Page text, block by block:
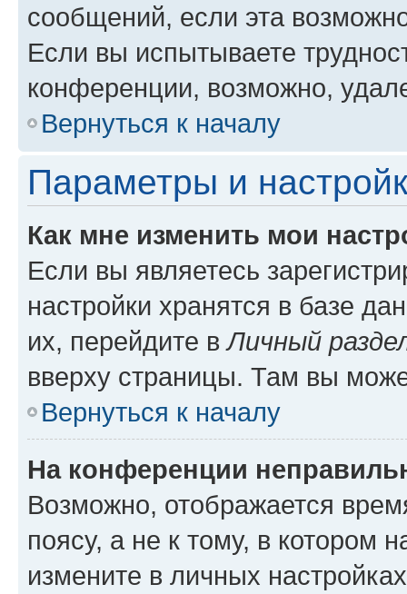
сообщений, если эта
Если вы испытываете
конференции, возможно,
Вернуться к началу
Параметры и
Как мне изменить мои
Если вы являетесь
настройки хранятся в базе
их, перейдите вЛичный
вверху страницы. Там вы
Вернуться к началу
На конференции
Возможно, отображается
поясу, а не к тому, в котором
измените в личных